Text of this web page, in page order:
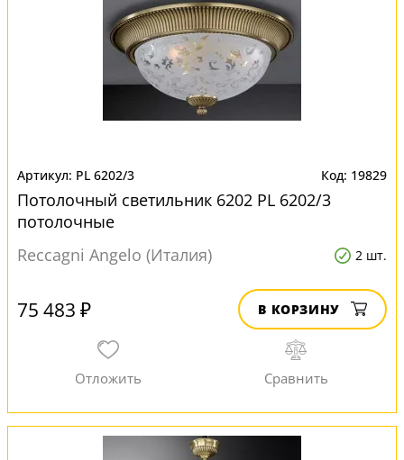
PL 6202/3 19829
Потолочный светильник 6202 PL 6202/3
потолочные
Reccagni Angelo (Италия)
2 шт.
75 483 ₽ В КОРЗИНУ